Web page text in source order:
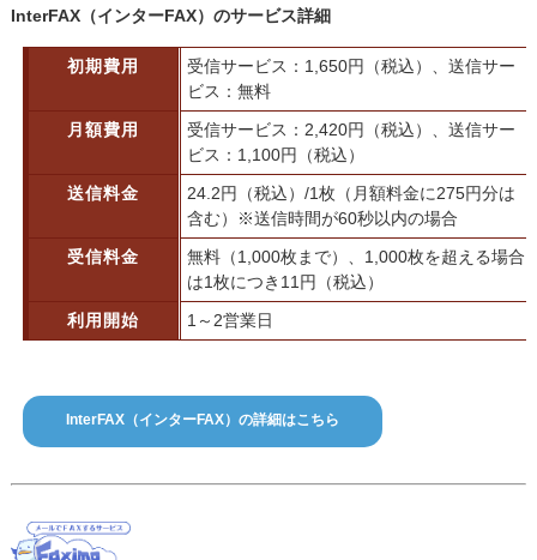
InterFAX（インターFAX）のサービス詳細
初期費用
受信サービス：1,650円（税込）、送信サー
ビス：無料
月額費用
受信サービス：2,420円（税込）、送信サー
ビス：1,100円（税込）
送信料金
24.2円（税込）/1枚（月額料金に275円分は
含む）※送信時間が60秒以内の場合
受信料金
無料（1,000枚まで）、1,000枚を超える場合
は1枚につき11円（税込）
利用開始
1～2営業日
InterFAX（インターFAX）の詳細はこちら